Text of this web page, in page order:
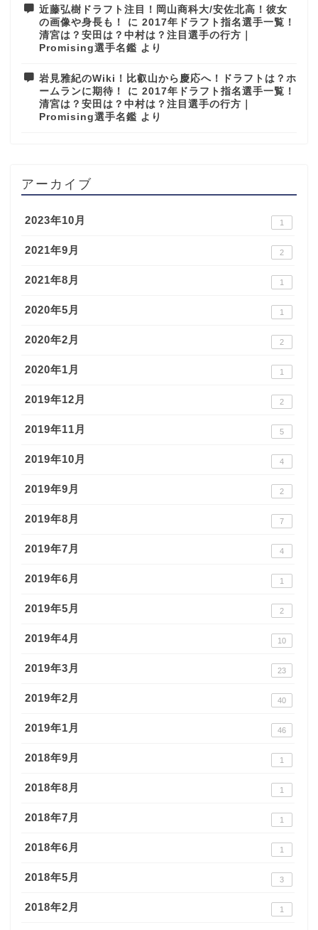
近藤弘樹ドラフト注目！岡山商科大/安佐北高！彼女
の画像や身長も！
に 2017年ドラフト指名選手一覧！
清宮は？安田は？中村は？注目選手の行方｜
Promising選手名鑑 より
岩見雅紀のWiki！比叡山から慶応へ！ドラフトは？ホ
ームランに期待！
に 2017年ドラフト指名選手一覧！
清宮は？安田は？中村は？注目選手の行方｜
Promising選手名鑑 より
アーカイブ
2023年10月 1
2021年9月 2
2021年8月 1
2020年5月 1
2020年2月 2
2020年1月 1
2019年12月 2
2019年11月 5
2019年10月 4
2019年9月 2
2019年8月 7
2019年7月 4
2019年6月 1
2019年5月 2
2019年4月 10
2019年3月 23
2019年2月 40
2019年1月 46
2018年9月 1
2018年8月 1
2018年7月 1
2018年6月 1
2018年5月 3
2018年2月 1